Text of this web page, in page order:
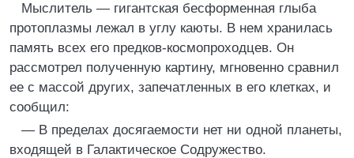
Мыслитель — гигантская бесформенная глыба
протоплазмы лежал в углу каюты. В нем хранилась
память всех его предков-космопроходцев. Он
рассмотрел полученную картину, мгновенно сравнил
ее с массой других, запечатленных в его клетках, и
сообщил:
— В пределах досягаемости нет ни одной планеты,
входящей в Галактическое Содружество.